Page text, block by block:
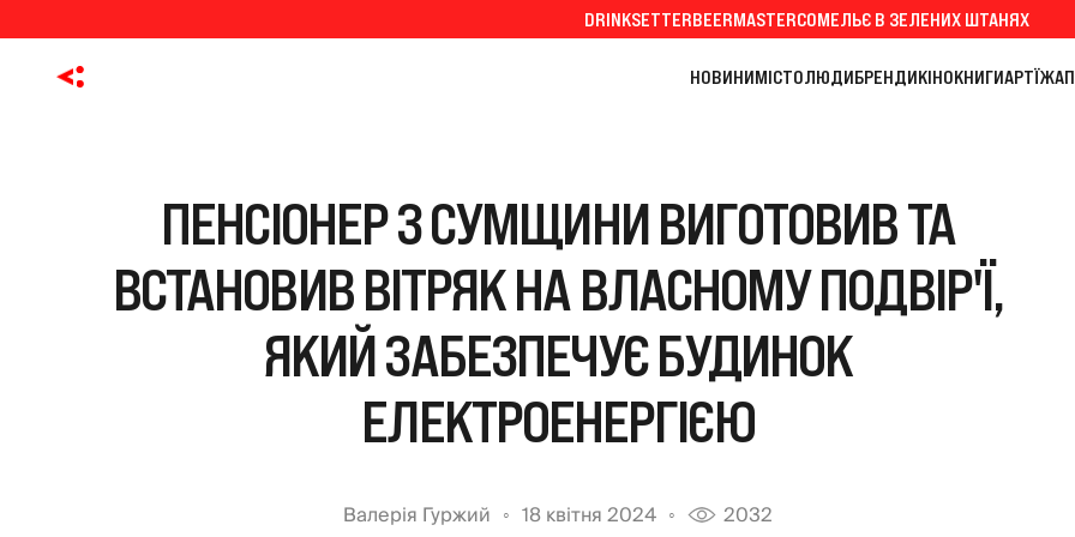
DRINKSETTERBEERMASTERСОМЕЛЬЄ В ЗЕЛЕНИХ ШТАНЯХ
НОВИНИМІСТОЛЮДИБРЕНДИКІНОКНИГИАРТЇЖА
ПЕНСІОНЕР З СУМЩИНИ ВИГОТОВИВ ТА
ВСТАНОВИВ ВІТРЯК НА ВЛАСНОМУ ПОДВІР'Ї,
ЯКИЙ ЗАБЕЗПЕЧУЄ БУДИНОК
ЕЛЕКТРОЕНЕРГІЄЮ
Валерія Гуржий 18 квітня 2024 2032